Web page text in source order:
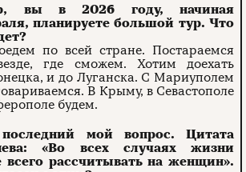
вы в 2026 году, начиная
планируете большой тур. Что
по всей стране. Постараемся
где сможем. Хотим доехать
и до Луганска. С Мариуполем
В Крыму, в Севастополе
будем.
мой вопрос. Цитата
«Во всех случаях жизни
всего рассчитывать на женщин».